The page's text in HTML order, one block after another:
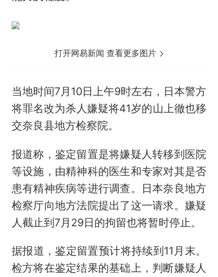
打开网易新闻 查看更多图片
当地时间7月10日上午9时左右，日本警方
将罪名改为杀人嫌疑将41岁的山上徹也移
交奈良县地方检察院。
报道称，鉴定留置是将嫌疑人转移到医院
等设施，由精神科的医生和专家对其是否
患有精神疾病等进行调查。日本奈良地方
检察厅向地方法院提出了这一请求。嫌疑
人截止到7月29日的拘留也将暂时停止。
据报道，鉴定留置预计将持续到11月末。
检方将在鉴定结果的基础上，判断嫌疑人